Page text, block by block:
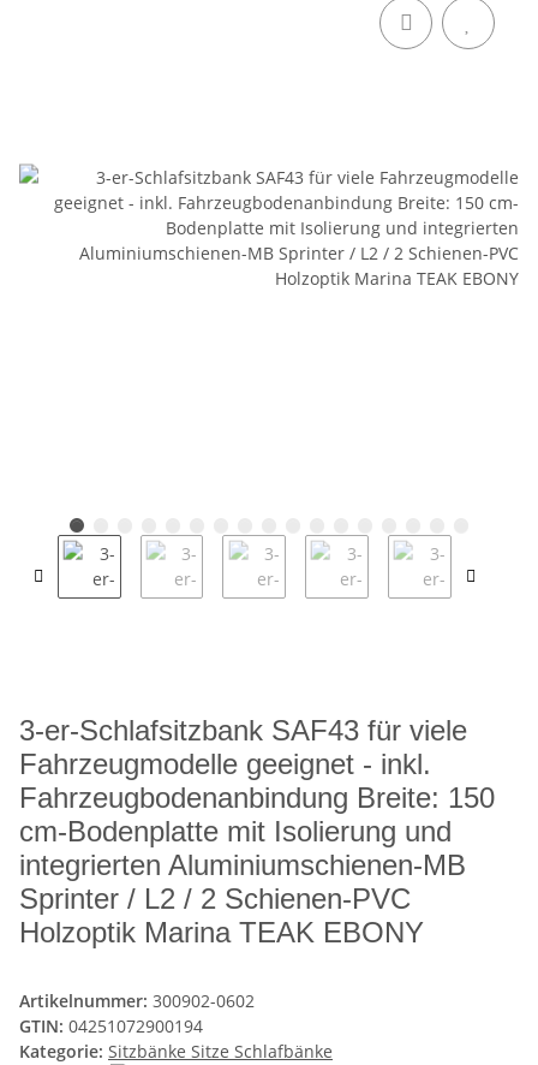
3-er-Schlafsitzbank SAF43 für viele
Fahrzeugmodelle geeignet - inkl.
Fahrzeugbodenanbindung Breite: 150
cm-Bodenplatte mit Isolierung und
integrierten Aluminiumschienen-MB
Sprinter / L2 / 2 Schienen-PVC
Holzoptik Marina TEAK EBONY
Artikelnummer: 300902-0602
GTIN: 04251072900194
Kategorie: Sitzbänke Sitze Schlafbänke